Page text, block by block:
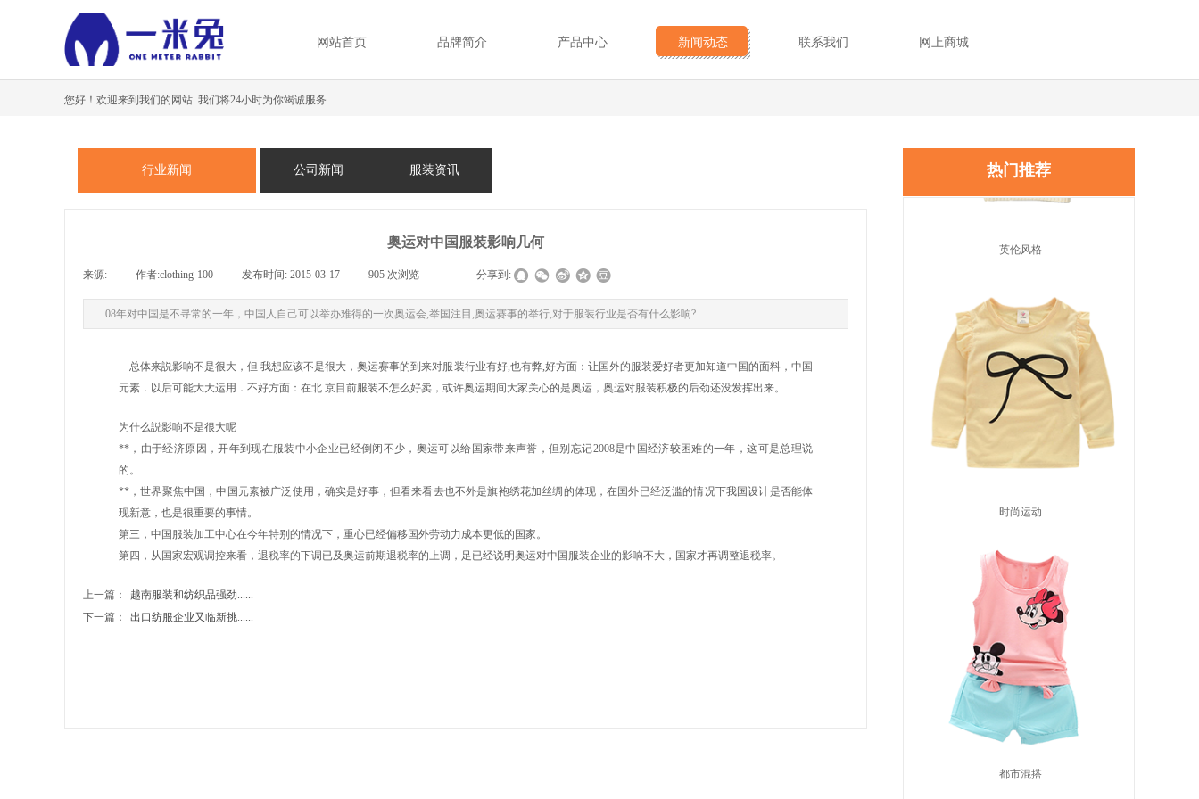
网站首页 品牌简介 产品中心 新闻动态 联系我们 网上商城
您好！欢迎来到我们的网站 我们将24小时为你竭诚服务
行业新闻 公司新闻 服装资讯 热门推荐
英伦风格
时尚运动
都市混搭
奥运对中国服装影响几何
来源: 作者:clothing-100 发布时间: 2015-03-17 905 次浏览 分享到:
08年对中国是不寻常的一年，中国人自己可以举办难得的一次奥运会,举国注目,奥运赛事的举行,对于服装行业是否有什么影响?
总体来説影响不是很大，但 我想应该不是很大，奥运赛事的到来对服装行业有好,也有弊,好方面：让国外的服装爱好者更加知道中国的面料，中国
元素．以后可能大大运用．不好方面：在北 京目前服装不怎么好卖，或许奥运期间大家关心的是奥运，奥运对服装积极的后劲还没发挥出来。
为什么説影响不是很大呢
**，由于经济原因，开年到现在服装中小企业已经倒闭不少，奥运可以给国家带来声誉，但别忘记2008是中国经济较困难的一年，这可是总理说
的。
**，世界聚焦中国，中国元素被广泛使用，确实是好事，但看来看去也不外是旗袍绣花加丝绸的体现，在国外已经泛滥的情况下我国设计是否能体
现新意，也是很重要的事情。
第三，中国服装加工中心在今年特别的情况下，重心已经偏移国外劳动力成本更低的国家。
第四，从国家宏观调控来看，退税率的下调已及奥运前期退税率的上调，足已经说明奥运对中国服装企业的影响不大，国家才再调整退税率。
上一篇：
越南服装和纺织品强劲......
下一篇：
出口纺服企业又临新挑......